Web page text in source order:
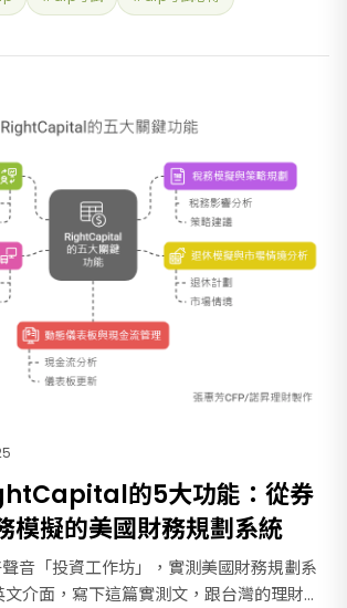
心安排採訪得獎者並錄製youtube影片，兩
的5大功能：從券
模擬的美國財務規劃系統
音「投資工作坊」，實測美國財務規劃系
介面，寫下這篇實測文，跟台灣的理財顧